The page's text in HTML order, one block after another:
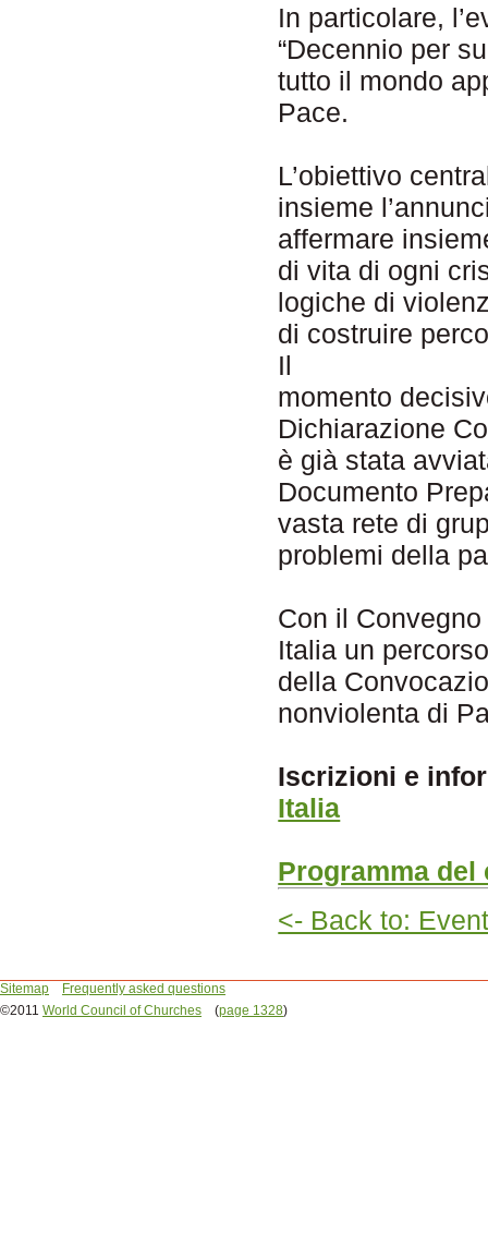
In particolare,
“Decennio per
tutto il mondo
Pace.
L’obiettivo
insieme
affermare
di vita di ogni
logiche di
di costruire
Il
momento
Dichiarazione
è già stata
Documento
vasta rete di
problemi della
Con il
Italia un
della
nonviolenta di
Iscrizioni e
Italia
Programma del
<- Back to:
Sitemap
Frequently asked questions
©2011 World Council of Churches (page 1328)